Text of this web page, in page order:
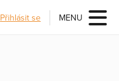
Přihlásit se MENU